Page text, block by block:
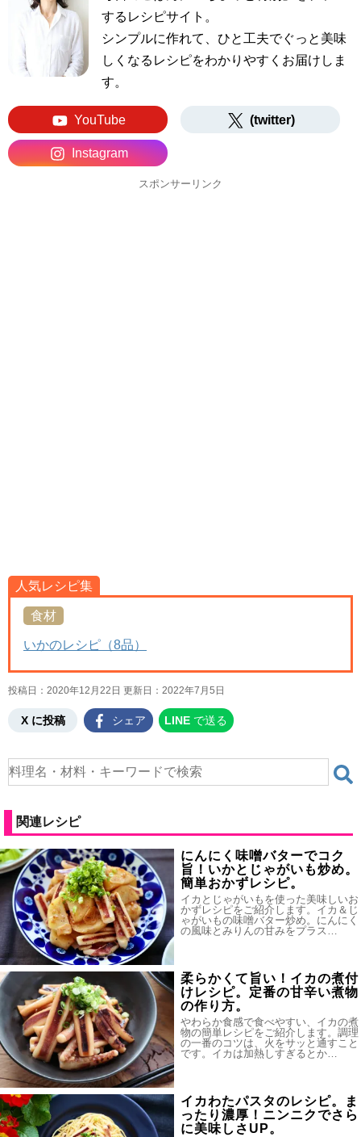
するレシピサイト。
シンプルに作れて、ひと工夫でぐっと美味
しくなるレシピをわかりやすくお届けしま
す。
YouTube (twitter)
Instagram
スポンサーリンク
人気レシピ集
食材
いかのレシピ（8品）
投稿日：2020年12月22日 更新日： 2022年7月5日
X に投稿 シェア LINE で送る
関連レシピ
にんにく味噌バターでコク
旨！いかとじゃがいも炒め。
簡単おかずレシピ。
イカとじゃがいもを使った美味しいお
かずレシピをご紹介します。イカ＆じ
ゃがいもの味噌バター炒め。にんにく
の風味とみりんの甘みをプラス…
柔らかくて旨い！イカの煮付
けレシピ。定番の甘辛い煮物
の作り方。
やわらか食感で食べやすい、イカの煮
物の簡単レシピをご紹介します。調理
の一番のコツは、火をサッと通すこと
です。イカは加熱しすぎるとか…
イカわたパスタのレシピ。ま
ったり濃厚！ニンニクでさら
に美味しさUP。